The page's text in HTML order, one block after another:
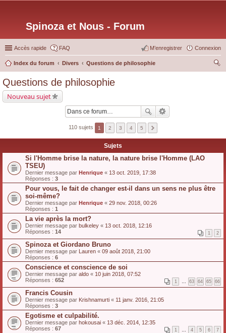
Spinoza et Nous - Forum
Accès rapide FAQ Connexion
M’enregistrer
Index du forum Divers
Questions de philosophie
Questions de philosophie
Nouveau sujet
110 sujets 1 2 3 4 5
Sujets
Si l'Homme brise la nature, la nature brise l'Homme (LAO
TSEU)
Dernier message par Henrique « 13 oct. 2019, 17:38
Réponses : 3
Pour vous, le fait de changer est-il dans un sens ne plus être
soi-même?
Dernier message par Henrique « 29 nov. 2018, 00:26
Réponses : 1
La vie après la mort?
Dernier message par bulkeley « 13 oct. 2018, 12:16
Réponses : 14 1 2
Spinoza et Giordano Bruno
Dernier message par Lauren « 09 août 2018, 21:00
Réponses : 6
Conscience et conscience de soi
Dernier message par aldo « 10 juin 2018, 07:52
Réponses : 652 1 … 63 64 65 66
Francis Cousin
Dernier message par Krishnamurti « 11 janv. 2016, 21:05
Réponses : 3
Egotisme et culpabilité.
Dernier message par hokousai « 13 déc. 2014, 12:35
Réponses : 67 1 … 4 5 6 7